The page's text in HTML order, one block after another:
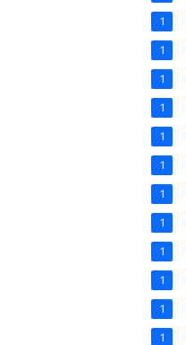
1
1
1
1
1
1
1
1
1
1
1
1